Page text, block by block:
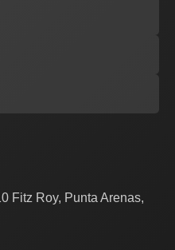
Fitz Roy, Punta Arenas,